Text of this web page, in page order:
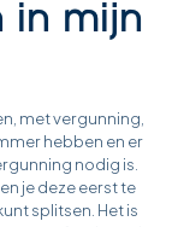
in mijn
met vergunning,
hebben en er
nodig is.
je deze eerst te
splitsen. Het is